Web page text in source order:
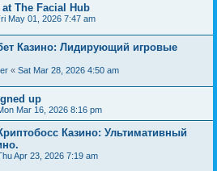
The Facial Hub
May 01, 2026 7:47 am
Казино: Лидирующий игровые
« Sat Mar 28, 2026 4:50 am
up
Mar 16, 2026 8:16 pm
Казино: Ультимативный
Apr 23, 2026 7:19 am